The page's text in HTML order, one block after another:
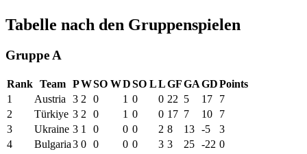
Tabelle nach den Gruppenspielen
Gruppe A
Rank Team PWSO WDSO LLGFGAGDPoints
1
Austria 3 2 0 1 0 0 22 5 17
7
2
Türkiye 3 2 0 1 0 0 17 7 10
7
3
Ukraine 3 1 0 0 0 2 8 13 -5
3
4
Bulgaria3 0 0 0 0 3 3 25 -22 0